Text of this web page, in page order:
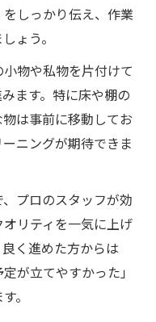
しっかり伝え、作業
ょう。
物や私物を片付けて
ます。特に床や棚の
は事前に移動してお
ニングが期待できま
プロのスタッフが効
リティを一気に上げ
く進めた方からは
が立てやすかった」
。